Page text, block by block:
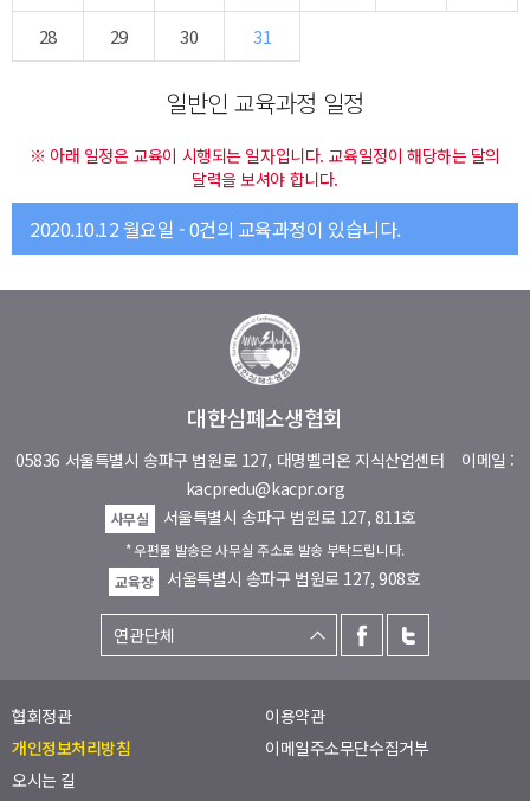
28
29 30 31
일반인 교육과정 일정
※ 아래 일정은 교육이 시행되는 일자입니다. 교육일정이 해당하는 달의
달력을 보셔야 합니다.
2020.10.12 월요일 - 0건의 교육과정이 있습니다.
대한심폐소생협회
05836 서울특별시 송파구 법원로 127, 대명벨리온 지식산업센터 이메일 :
kacpredu@kacpr.org
사무실 서울특별시 송파구 법원로 127, 811호
* 우편물 발송은 사무실 주소로 발송 부탁드립니다.
교육장
서울특별시 송파구 법원로 127, 908호
협회정관
이용약관
개인정보처리방침
이메일주소무단수집거부
오시는 길